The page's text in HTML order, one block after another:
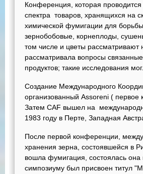
Конференция, которая
спектра товаров, хранящихся на
химической фумигации для
зернобобовые, корнеплоды,
том числе и цветы
рассматривала вопросы
продуктов; такие исследования
Создание Международного
организованный Assoreni ( первое
Затем CAF вышел на
1983 году в Перте, Западная
После первой конференции,
хранения зерна, состоявшейся в
вошла фумигация, состоялась
симпозиуму был присвоен титул